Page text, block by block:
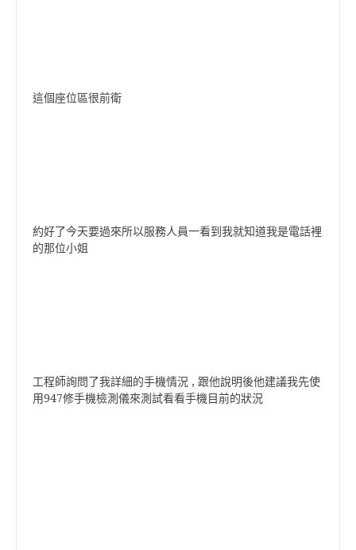
這個座位區很前衛
約好了今天要過來所以服務人員一看到我就知道我是電話裡
的那位小姐
工程師詢問了我詳細的手機情況 , 跟他說明後他建議我先使
用947修手機檢測儀來測試看看手機目前的狀況